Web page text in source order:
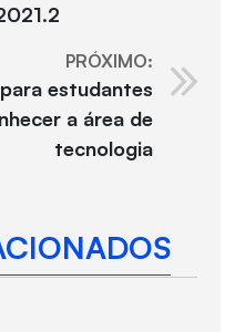
PRÓXIMO:
estudantes
a área de
tecnologia